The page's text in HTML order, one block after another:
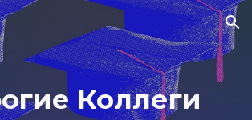
Skip to navigation
Коллеги